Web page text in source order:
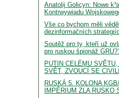
Anatolij Golicyn: Nowe
Kontrwywiadu
Vše co bychom měli
dezinformačních
Soutěž pro ty, kteří už
pro ruskou špionáž
PUTIN CELÉMU
SVĚT, ZVOUCÍ SE
RUSKÁ 5. KOLONA
IMPÉRIUM ZLA RUSKO